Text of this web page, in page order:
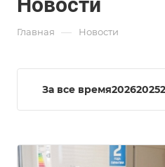
Главная — Новости
За все время20262025